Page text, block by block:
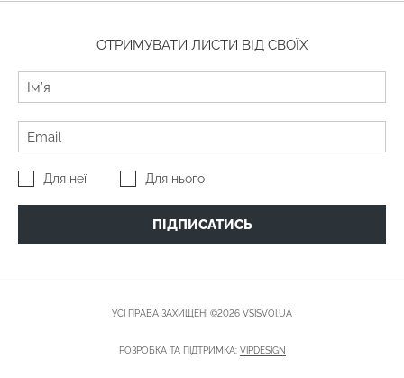
ОТРИМУВАТИ ЛИСТИ ВІД СВОЇХ
Для неї Для нього
ПІДПИСАТИСЬ
УСІ ПРАВА ЗАХИЩЕНІ ©2026 VSISVOI.UA
РОЗРОБКА ТА ПІДТРИМКА: VIPDESIGN